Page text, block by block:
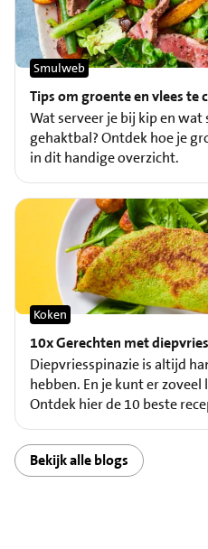
Tips om groente en vlees te
Smulweb
Wat serveer je bij kip en wat
gehaktbal? Ontdek hoe je
in dit handige overzicht.
10x Gerechten met
Koken
Diepvriesspinazie is altijd
hebben. En je kunt er zoveel
Ontdek hier de 10 beste
Bekijk alle blogs